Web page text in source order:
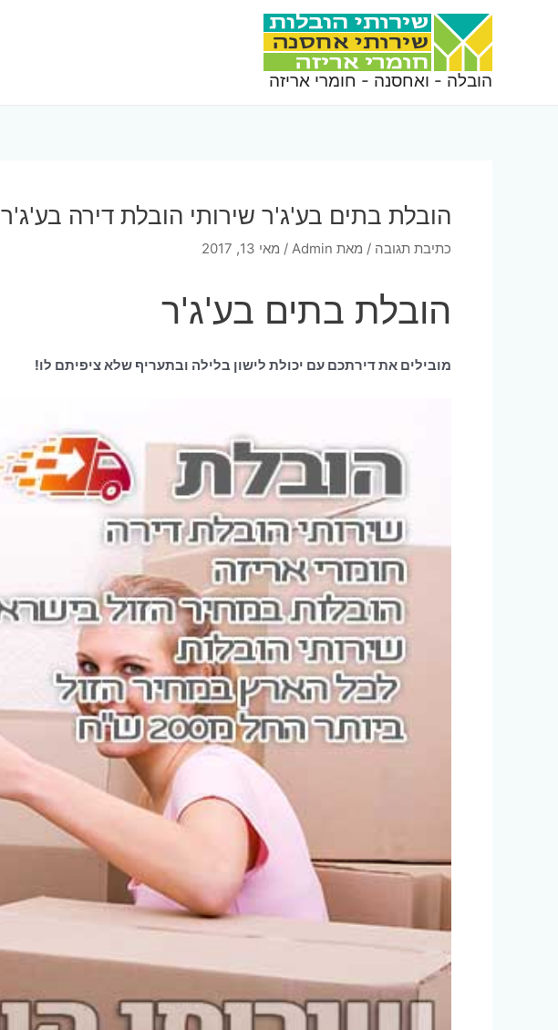
הובלה - ואחסנה - חומרי אריזה
הובלת בתים בע'ג'ר שירותי הובלת דירה בע'ג'ר
כתיבת תגובה / מאת Admin
/ מאי 13, 2017
הובלת בתים בע'ג'ר
מובילים את דירתכם עם יכולת לישון בלילה ובתעריף שלא ציפיתם לו!